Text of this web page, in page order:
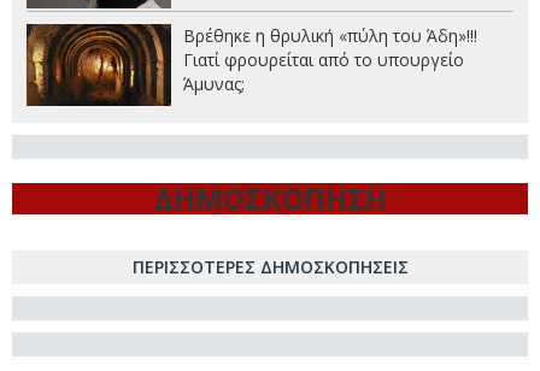
Βρέθηκε η θρυλική «πύλη του Άδη»!!!
Γιατί φρουρείται από το υπουργείο
Άμυνας;
ΔΗΜΟΣΚΟΠΗΣΗ
ΠΕΡΙΣΣΟΤΕΡΕΣ ΔΗΜΟΣΚΟΠΗΣΕΙΣ